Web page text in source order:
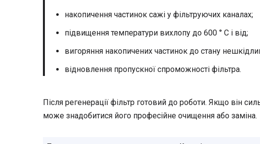
накопичення частинок сажі у фільтруючих каналах;
підвищення температури вихлопу до 600 ° C і від;
вигоряння накопичених частинок до стану
відновлення пропускної спроможності фільтра.
Після регенерації фільтр готовий до роботи. Якщо він
може знадобитися його професійне очищення або заміна.